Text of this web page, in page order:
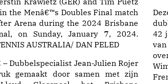
the Menâ€™s Doubles Final match
Arena during the 2024 Brisbane
on Sunday, January 7, 2024.
AUSTRALIA/ DAN PELED
– Dubbelspecialist Jean-Julien Rojer
gemaakt door samen met zijn
42